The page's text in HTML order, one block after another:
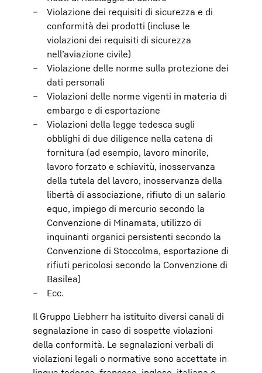
Violazione dei requisiti di sicurezza e di
conformità dei prodotti (incluse le
violazioni dei requisiti di sicurezza
nell’aviazione civile)
Violazione delle norme sulla protezione dei
dati personali
Violazioni delle norme vigenti in materia di
embargo e di esportazione
Violazioni della legge tedesca sugli
obblighi di due diligence nella catena di
fornitura (ad esempio, lavoro minorile,
lavoro forzato e schiavitù, inosservanza
della tutela del lavoro, inosservanza della
libertà di associazione, rifiuto di un salario
equo, impiego di mercurio secondo la
Convenzione di Minamata, utilizzo di
inquinanti organici persistenti secondo la
Convenzione di Stoccolma, esportazione di
rifiuti pericolosi secondo la Convenzione di
Basilea)
Ecc.
Il Gruppo Liebherr ha istituito diversi canali di
segnalazione in caso di sospette violazioni
della conformità. Le segnalazioni verbali di
violazioni legali o normative sono accettate in